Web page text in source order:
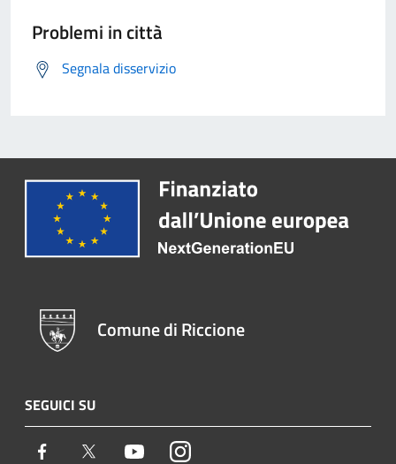
Problemi in città
Segnala disservizio
Comune di Riccione
SEGUICI SU
Facebook Twitter YoutubeInstagram